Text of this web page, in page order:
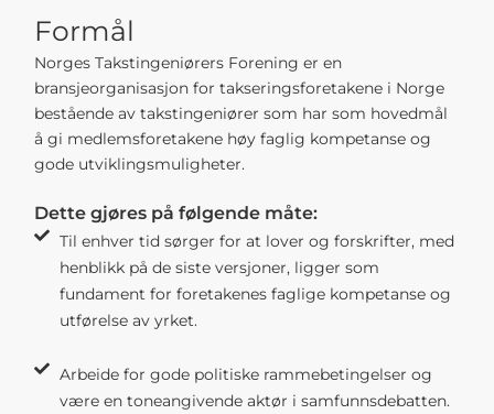
Formål
Norges Takstingeniørers Forening er en
bransjeorganisasjon for takseringsforetakene i Norge
bestående av takstingeniører som har som hovedmål
å gi medlemsforetakene høy faglig kompetanse og
gode utviklingsmuligheter.
Dette gjøres på følgende måte:
Til enhver tid sørger for at lover og forskrifter, med
henblikk på de siste versjoner, ligger som
fundament for foretakenes faglige kompetanse og
utførelse av yrket.
Arbeide for gode politiske rammebetingelser og
være en toneangivende aktør i samfunnsdebatten.